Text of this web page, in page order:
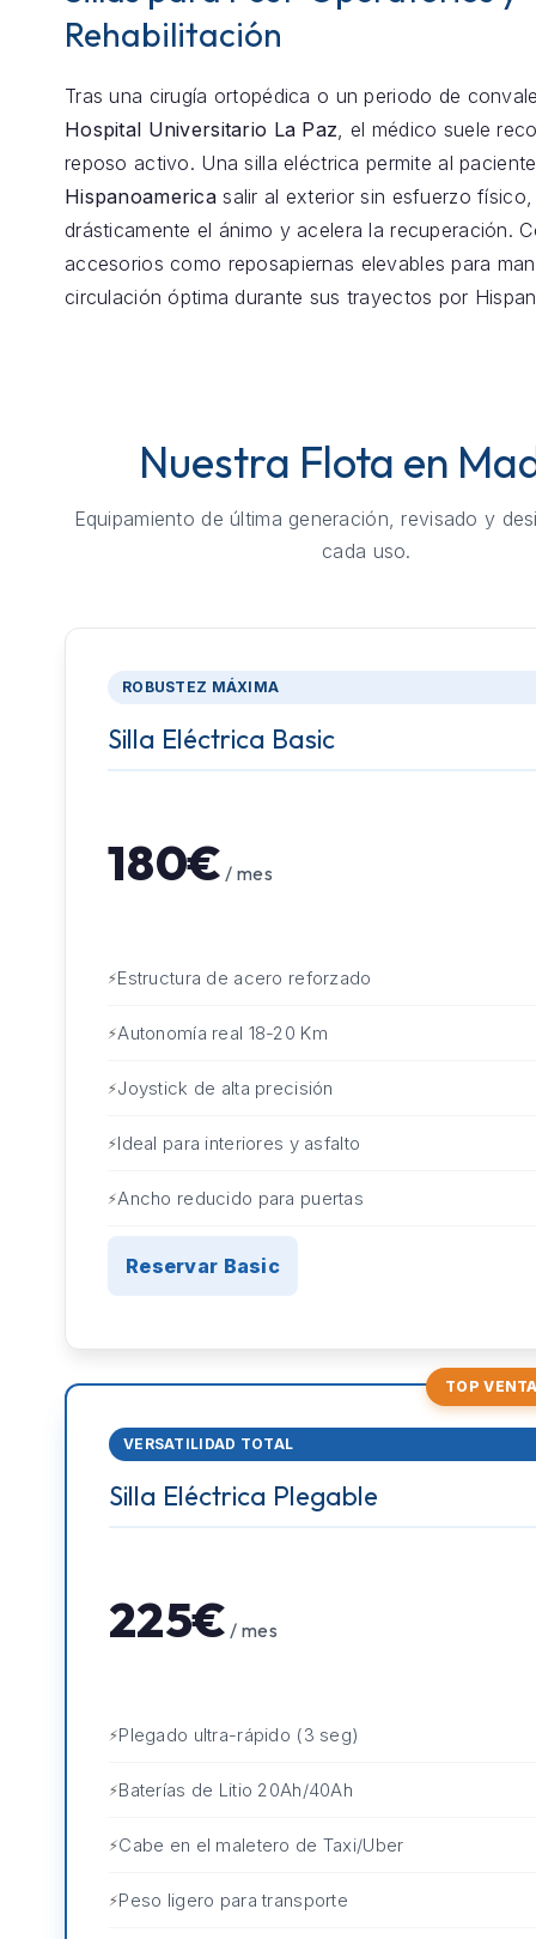
Rehabilitación
Tras una cirugía ortopédica o un periodo de
Hospital Universitario La Paz, el médico suele
reposo activo. Una silla eléctrica permite al
Hispanoamerica salir al exterior sin esfuerzo
drásticamente el ánimo y acelera la recuperación.
accesorios como reposapiernas elevables para
circulación óptima durante sus trayectos por
Nuestra Flota en
Equipamiento de última generación, revisado y
cada uso.
ROBUSTEZ MÁXIMA
Silla Eléctrica Basic
180€ / mes
Estructura de acero reforzado
Autonomía real 18-20 Km
Joystick de alta precisión
Ideal para interiores y asfalto
Ancho reducido para puertas
Reservar Basic
TOP
VERSATILIDAD TOTAL
Silla Eléctrica Plegable
225€ / mes
Plegado ultra-rápido (3 seg)
Baterías de Litio 20Ah/40Ah
Cabe en el maletero de Taxi/Uber
Peso ligero para transporte